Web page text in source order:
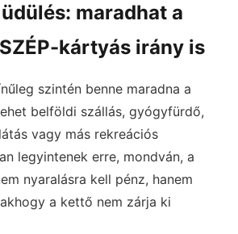
maradhat a
kártyás irány is
szintén benne maradna a
belföldi szállás, gyógyfürdő,
vagy más rekreációs
legyintenek erre, mondván, a
nyaralásra kell pénz, hanem
a kettő nem zárja ki